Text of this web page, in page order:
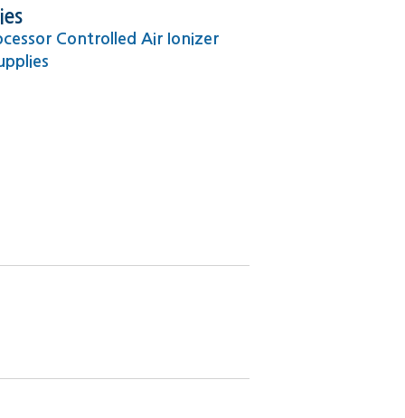
Controlled Air Ionizer